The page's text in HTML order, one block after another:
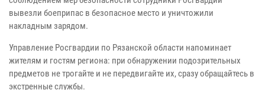
вывезли боеприпас в безопасное место и уничтожили
накладным зарядом.
Управление Росгвардии по Рязанской области напоминает
жителям и гостям региона: при обнаружении подозрительных
предметов не трогайте и не передвигайте их, сразу обращайтесь в
экстренные службы.